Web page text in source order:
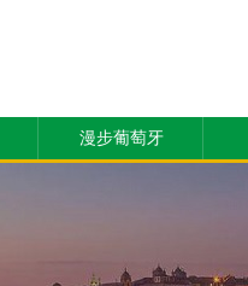
漫步葡萄牙